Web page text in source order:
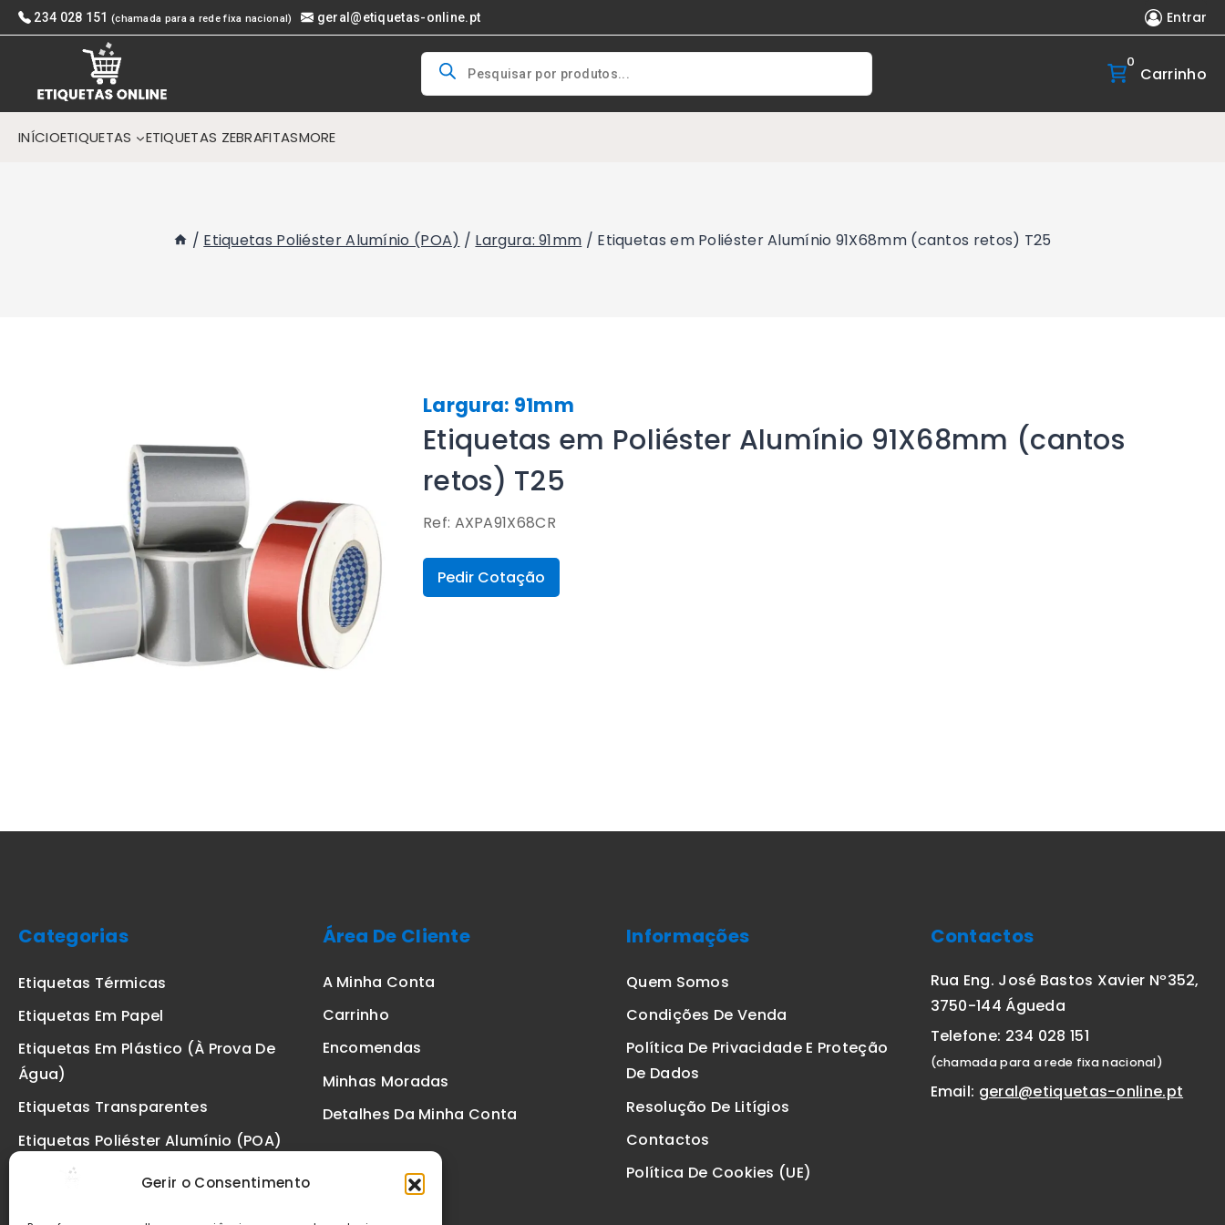
Gerir o Consentimento
Skip
to
234 028 151 (chamada para a rede fixa nacional) geral@etiquetas-online.pt Entrar
Products
search
0
Carrinho
INÍCIOETIQUETAS ETIQUETAS ZEBRAFITASMORE
/ Etiquetas Poliéster Alumínio (POA) / Largura: 91mm / Etiquetas em Poliéster Alumínio 91X68mm (cantos retos) T25
Largura: 91mm
Etiquetas em Poliéster Alumínio 91X68mm (cantos
retos) T25
Ref: AXPA91X68CR
Pedir Cotação
Categorias
Etiquetas Térmicas
Etiquetas Em Papel
Etiquetas Em Plástico (à Prova De
Água)
Etiquetas Transparentes
Etiquetas Poliéster Alumínio (POA)
Etiquetas De Segurança VOID
Área De Cliente
A Minha Conta
Carrinho
Encomendas
Minhas Moradas
Detalhes Da Minha Conta
Informações
Quem Somos
Condições De Venda
Política De Privacidade E Proteção
De Dados
Resolução De Litígios
Contactos
Política De Cookies (UE)
Contactos
Rua Eng. José Bastos Xavier Nº352,
3750-144 Águeda
Telefone: 234 028 151
(chamada para a rede fixa nacional)
Email: geral@etiquetas-online.pt